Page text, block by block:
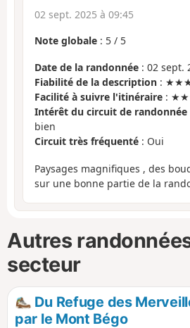
02 sept. 2025 à 09:45
Note globale : 5 / 5
Date de la randonnée : 02 sept.
Fiabilité de la description :
Facilité à suivre l'itinéraire :
Intérêt du circuit de randonnée
bien
Circuit très fréquenté : Oui
Paysages magnifiques , des
sur une bonne partie de la
Autres
secteur
Du Refuge des
par le Mont Bégo